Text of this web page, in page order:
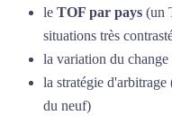
le TOF par pays (un
situations très
la variation du change
la stratégie
du neuf)